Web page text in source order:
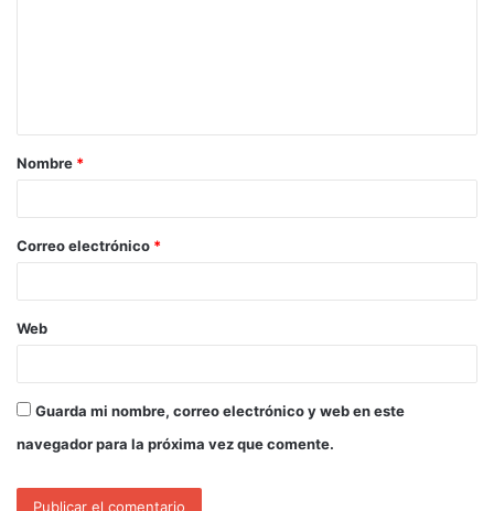
Nombre *
Correo electrónico *
Web
Guarda mi nombre, correo electrónico y web en este
navegador para la próxima vez que comente.